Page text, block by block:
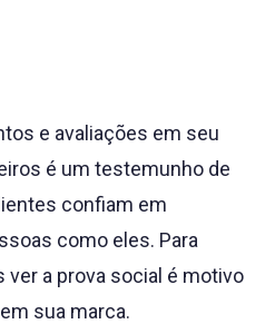
e avaliações em seu
é um testemunho de
confiam em
como eles. Para
ver a prova social é motivo
sua marca.